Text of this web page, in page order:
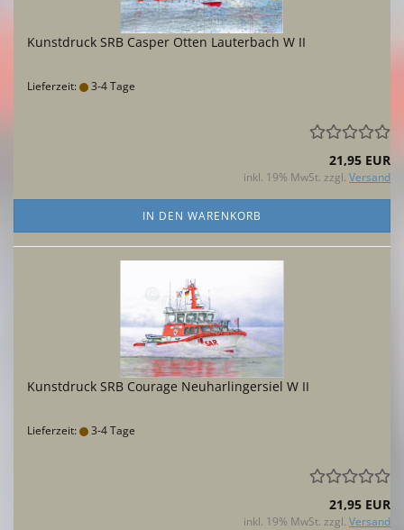
Kunstdruck SRB Casper Otten Lauterbach W II
Lieferzeit: 3-4 Tage
21,95 EUR
inkl. 19% MwSt. zzgl. Versand
IN DEN WARENKORB
Kunstdruck SRB Courage Neuharlingersiel W II
Lieferzeit: 3-4 Tage
21,95 EUR
inkl. 19% MwSt. zzgl. Versand